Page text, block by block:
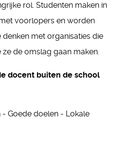
rol. Studenten maken in
voorlopers en worden
met organisaties die
de omslag gaan maken.
docent buiten de school
Goede doelen - Lokale